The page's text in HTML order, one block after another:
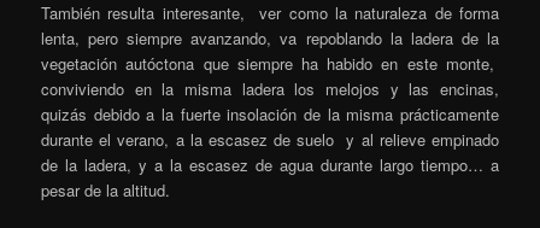
También resulta interesante, ver como la naturaleza de forma
lenta, pero siempre avanzando, va repoblando la ladera de la
vegetación autóctona que siempre ha habido en este monte,
conviviendo en la misma ladera los melojos y las encinas,
quizás debido a la fuerte insolación de la misma prácticamente
durante el verano, a la escasez de suelo y al relieve empinado
de la ladera, y a la escasez de agua durante largo tiempo… a
pesar de la altitud.